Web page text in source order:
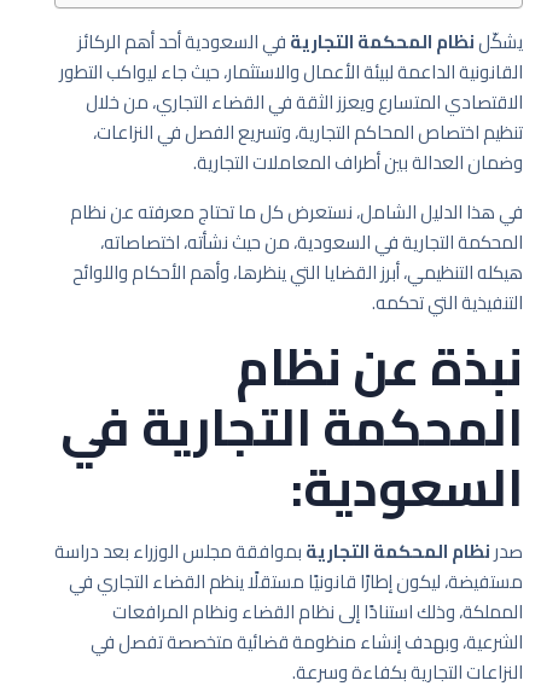
يشكّلنظام المحكمة التجاريةفي السعودية أحد أهم الركائز
القانونية الداعمة لبيئة الأعمال والاستثمار، حيث جاء ليواكب التطور
الاقتصادي المتسارع ويعزز الثقة في القضاء التجاري، من خلال
تنظيم اختصاص المحاكم التجارية، وتسريع الفصل في النزاعات،
وضمان العدالة بين أطراف المعاملات التجارية.
في هذا الدليل الشامل، نستعرض كل ما تحتاج معرفته عن نظام
المحكمة التجارية في السعودية، من حيث نشأته، اختصاصاته،
هيكله التنظيمي، أبرز القضايا التي ينظرها، وأهم الأحكام واللوائح
التنفيذية التي تحكمه.
نبذة عن نظام
المحكمة التجارية في
السعودية:
صدرنظام المحكمة التجاريةبموافقة مجلس الوزراء بعد دراسة
مستفيضة، ليكون إطارًا قانونيًا مستقلًا ينظم القضاء التجاري في
المملكة، وذلك استنادًا إلى نظام القضاء ونظام المرافعات
الشرعية، وبهدف إنشاء منظومة قضائية متخصصة تفصل في
النزاعات التجارية بكفاءة وسرعة.